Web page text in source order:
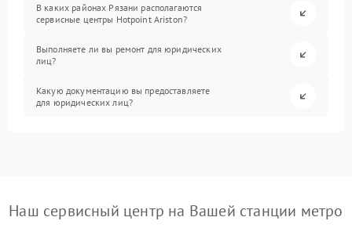
В каких районах Рязани располагаются
сервисные центры Hotpoint Ariston?
Выполняете ли вы ремонт для юридических
лиц?
Какую документацию вы предоставляете
для юридических лиц?
Наш сервисный центр на Вашей станции метро